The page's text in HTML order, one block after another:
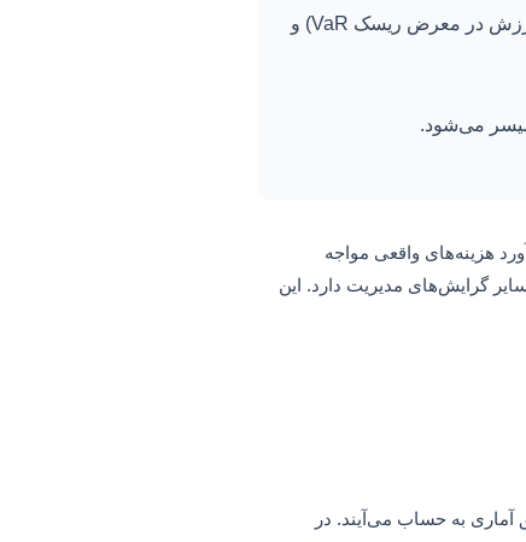
میسر می‌شود.
هزینه‌های واقعی مواجه
گرایش‌های مدیریت دارد. این
آماری به حساب می‌آیند. در